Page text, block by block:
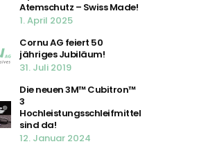
Atemschutz – Swiss Made!
1. April 2025
Cornu AG feiert 50
jähriges Jubiläum!
31. Juli 2019
Die neuen 3M™ Cubitron™
3
Hochleistungsschleifmittel
sind da!
12. Januar 2024